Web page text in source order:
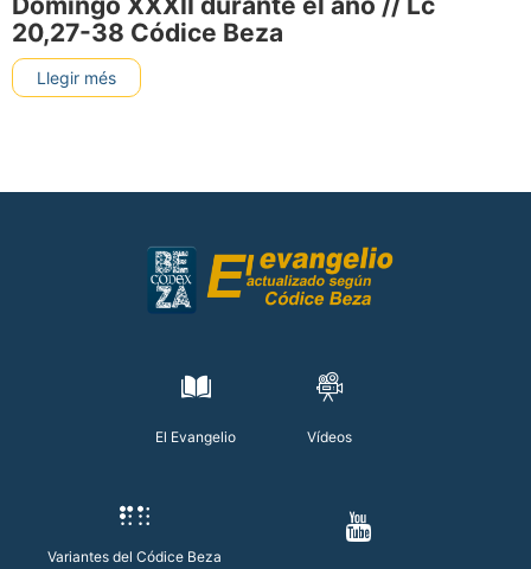
20,27-38 Códice Beza
Llegir més
El Evangelio Vídeos
Variantes del Códice Beza